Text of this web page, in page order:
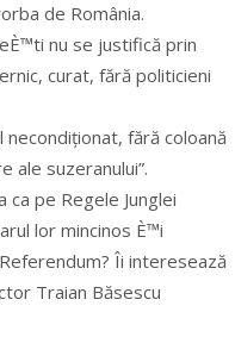
de România.
nu se justifică prin
curat, fără politicieni
necondiționat, fără coloană
suzeranului”.
pe Regele Junglei
lor mincinos È™i
Îi interesează
Traian Băsescu